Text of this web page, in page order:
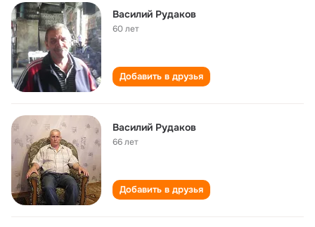
Василий Рудаков
60 лет
Добавить в друзья
Василий Рудаков
66 лет
Добавить в друзья